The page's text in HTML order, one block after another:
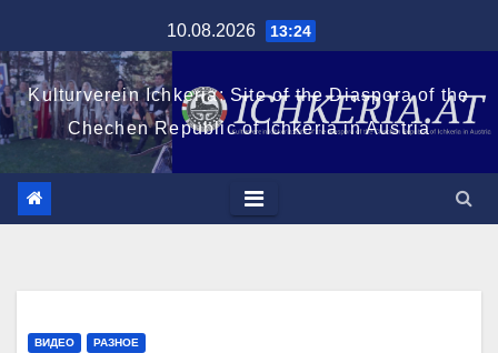
к
содержимому
10.08.2026 13:24
Kulturverein Ichkeria: Site of the Diaspora of the
Chechen Republic of Ichkeria in Austria
ВИДЕО РАЗНОЕ